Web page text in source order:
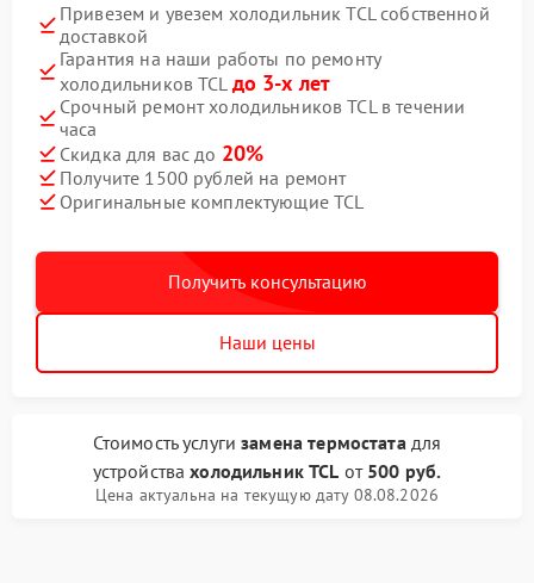
Привезем и увезем холодильник TCL собственной
доставкой
Гарантия на наши работы по ремонту
холодильников TCL до 3-х лет
Срочный ремонт холодильников TCL в течении
часа
Скидка для вас до 20%
Получите 1500 рублей на ремонт
Оригинальные комплектующие TCL
Получить консультацию
Наши цены
Стоимость услугизамена термостатадля
устройствахолодильник TCL от 500 руб.
Цена актуальна на текущую дату 08.08.2026